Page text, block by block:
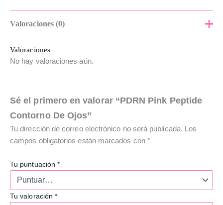
Valoraciones (0)
Valoraciones
No hay valoraciones aún.
Sé el primero en valorar “PDRN Pink Peptide
Contorno De Ojos”
Tu dirección de correo electrónico no será publicada.
Los
campos obligatorios están marcados con *
Tu puntuación*
Tu valoración*